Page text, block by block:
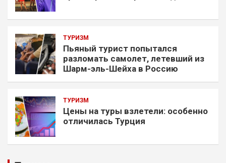
ТУРИЗМ
Пьяный турист попытался
разломать самолет, летевший из
Шарм-эль-Шейха в Россию
ТУРИЗМ
Цены на туры взлетели: особенно
отличилась Турция